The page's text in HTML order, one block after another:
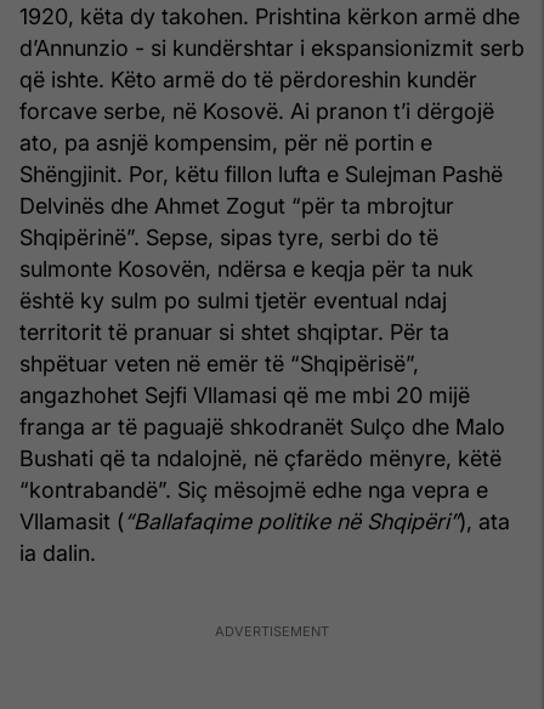
1920, këta dy takohen. Prishtina kërkon armë dhe
d’Annunzio - si kundërshtar i ekspansionizmit serb
që ishte. Këto armë do të përdoreshin kundër
forcave serbe, në Kosovë. Ai pranon t’i dërgojë
ato, pa asnjë kompensim, për në portin e
Shëngjinit. Por, këtu fillon lufta e Sulejman Pashë
Delvinës dhe Ahmet Zogut “për ta mbrojtur
Shqipërinë”. Sepse, sipas tyre, serbi do të
sulmonte Kosovën, ndërsa e keqja për ta nuk
është ky sulm po sulmi tjetër eventual ndaj
territorit të pranuar si shtet shqiptar. Për ta
shpëtuar veten në emër të “Shqipërisë”,
angazhohet Sejfi Vllamasi që me mbi 20 mijë
franga ar të paguajë shkodranët Sulço dhe Malo
Bushati që ta ndalojnë, në çfarëdo mënyre, këtë
“kontrabandë”. Siç mësojmë edhe nga vepra e
Vllamasit (“Ballafaqime politike në Shqipëri”), ata
ia dalin.